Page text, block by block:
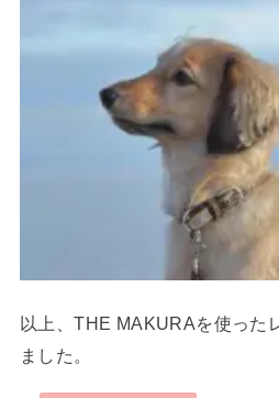
以上、THE MAKURAを使った
ました。